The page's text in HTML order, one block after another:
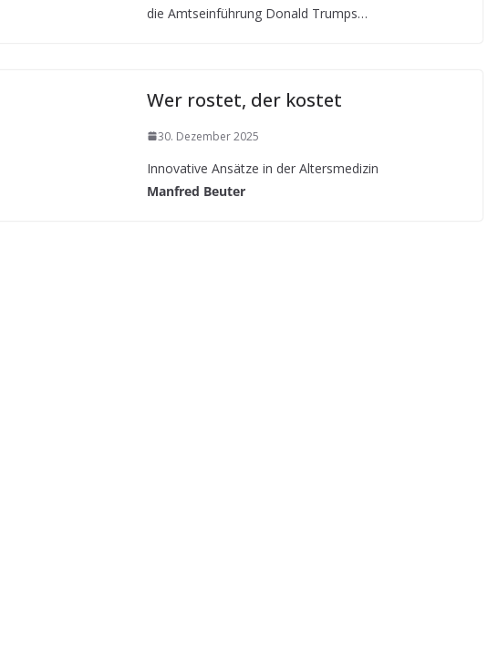
die Amtseinführung Donald Trumps…
Wer rostet, der kostet
30. Dezember 2025
Innovative Ansätze in der Altersmedizin
Manfred Beuter